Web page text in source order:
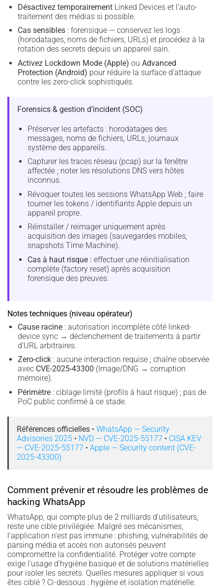
Désactivez temporairementLinked Devices et l’auto-
traitement des médias si possible.
Cas sensibles: forensique — conservez les logs
(horodatages, noms de fichiers, URLs) et procédez à la
rotation des secrets depuis un appareil sain.
Activez Lockdown Mode (Apple) ou Advanced
Protection (Android) pour réduire la surface d’attaque
contre les zero-click sophistiqués.
Forensics & gestion d’incident (SOC)
Préserver les artefacts : horodatages des
messages, noms de fichiers, URLs, journaux
système des appareils.
Capturer les traces réseau (pcap) sur la fenêtre
affectée ; noter les résolutions DNS vers hôtes
inconnus.
Révoquer toutes les sessions WhatsApp Web ; faire
tourner les tokens / identifiants Apple depuis un
appareil propre.
Réinstaller / reimager uniquement après
acquisition des images (sauvegardes mobiles,
snapshots Time Machine).
Cas à haut risque : effectuer une réinitialisation
complète (factory reset) après acquisition
forensique des preuves.
Notes techniques (niveau opérateur)
Cause racine: autorisation incomplète côté linked-
device sync → déclenchement de traitements à partir
d’URL arbitraires.
Zero-click: aucune interaction requise ; chaîne observée
avec CVE-2025-43300 (Image/DNG → corruption
mémoire).
Périmètre: ciblage limité (profils à haut risque) ; pas de
PoC public confirmé à ce stade.
Références officielles • WhatsApp — Security
Advisories 2025 • NVD — CVE-2025-55177 • CISA KEV
— CVE-2025-55177 • Apple — Security content (CVE-
2025-43300)
Comment prévenir et résoudre les problèmes de
hacking WhatsApp
WhatsApp, qui compte plus de 2 milliards d’utilisateurs,
reste une cible privilégiée. Malgré ses mécanismes,
l’application n’est pas immune : phishing, vulnérabilités de
parsing média et accès non autorisés peuvent
compromettre la confidentialité. Protéger votre compte
exige l’usage d’hygiène basique et de solutions matérielles
pour isoler les secrets. Quelles mesures appliquer si vous
êtes ciblé ? Ci-dessous : hygiène et isolation matérielle.